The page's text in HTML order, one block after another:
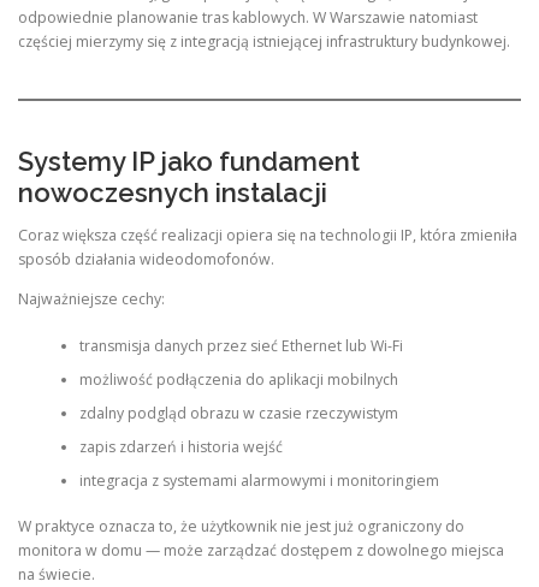
odpowiednie planowanie tras kablowych. W Warszawie natomiast
częściej mierzymy się z integracją istniejącej infrastruktury budynkowej.
Systemy IP jako fundament
nowoczesnych instalacji
Coraz większa część realizacji opiera się na technologii IP, która zmieniła
sposób działania wideodomofonów.
Najważniejsze cechy:
transmisja danych przez sieć Ethernet lub Wi-Fi
możliwość podłączenia do aplikacji mobilnych
zdalny podgląd obrazu w czasie rzeczywistym
zapis zdarzeń i historia wejść
integracja z systemami alarmowymi i monitoringiem
W praktyce oznacza to, że użytkownik nie jest już ograniczony do
monitora w domu — może zarządzać dostępem z dowolnego miejsca
na świecie.